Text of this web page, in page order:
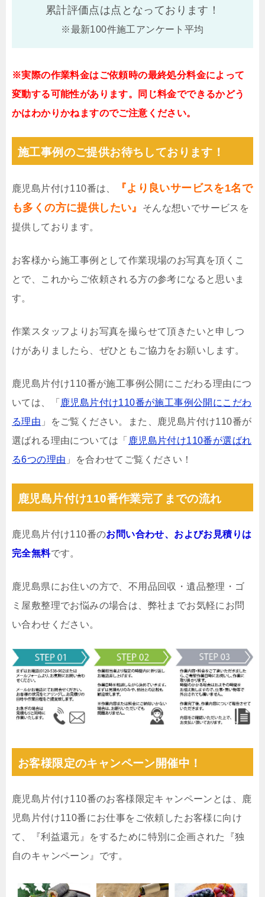
累計評価点は点となっております！
※最新100件施工アンケート平均
※実際の作業料金はご依頼時の最終処分料金によって
変動する可能性があります。同じ料金でできるかどう
かはわかりかねますのでご注意ください。
施工事例のご提供お待ちしております！
鹿児島片付け110番は、
『より良いサービスを1名で
も多くの方に提供したい』
そんな想いでサービスを
提供しております。
お客様から施工事例として作業現場のお写真を頂くこ
とで、これからご依頼される方の参考になると思いま
す。
作業スタッフよりお写真を撮らせて頂きたいと申しつ
けがありましたら、ぜひともご協力をお願いします。
鹿児島片付け110番が施工事例公開にこだわる理由につ
いては、「 鹿児島片付け110番が施工事例公開にこだわ
る理由 」をご覧ください。また、鹿児島片付け110番が
選ばれる理由については「 鹿児島片付け110番が選ばれ
る6つの理由 」を合わせてご覧ください！
鹿児島片付け110番作業完了までの流れ
鹿児島片付け110番のお問い合わせ、およびお見積りは
完全無料です。
鹿児島県にお住いの方で、不用品回収・遺品整理・ゴ
ミ屋敷整理でお悩みの場合は、弊社までお気軽にお問
い合わせください。
お客様限定のキャンペーン開催中！
鹿児島片付け110番のお客様限定キャンペーンとは、鹿
児島片付け110番にお仕事をご依頼したお客様に向け
て、『利益還元』をするために特別に企画された『独
自のキャンペーン』です。